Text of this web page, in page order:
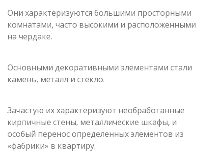
Они характеризуются большими просторными
комнатами, часто высокими и расположенными
на чердаке.
Основными декоративными элементами стали
камень, металл и стекло.
Зачастую их характеризуют необработанные
кирпичные стены, металлические шкафы, и
особый перенос определенных элементов из
«фабрики» в квартиру.